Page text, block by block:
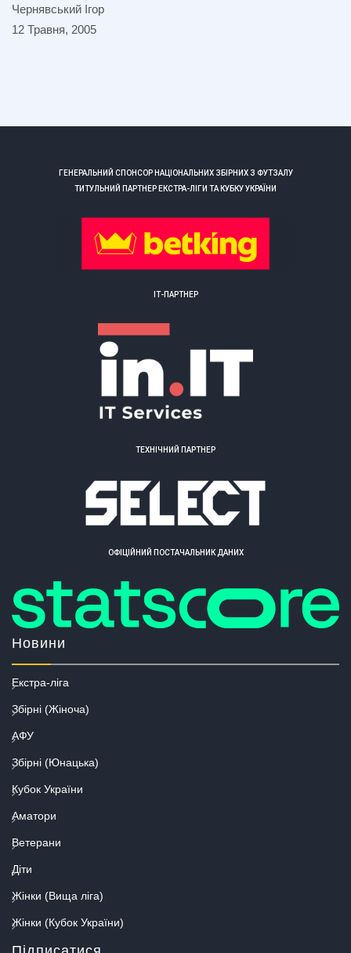
Чернявський Ігор
12 Травня, 2005
ГЕНЕРАЛЬНИЙ СПОНСОР НАЦІОНАЛЬНИХ ЗБІРНИХ З ФУТЗАЛУ
ТИТУЛЬНИЙ ПАРТНЕР ЕКСТРА-ЛІГИ ТА КУБКУ УКРАЇНИ
ІТ-ПАРТНЕР
ТЕХНІЧНИЙ ПАРТНЕР
ОФІЦІЙНИЙ ПОСТАЧАЛЬНИК ДАНИХ
Новини
Екстра-ліга
Збірні (Жіноча)
АФУ
Збірні (Юнацька)
Кубок України
Аматори
Ветерани
Діти
Жінки (Вища ліга)
Жінки (Кубок України)